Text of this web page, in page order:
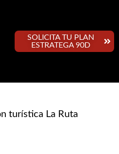
SOLICITA TU PLAN
ESTRATEGA 90D